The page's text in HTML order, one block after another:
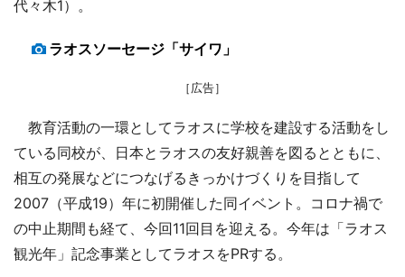
代々木1）。
ラオスソーセージ「サイワ」
［広告］
教育活動の一環としてラオスに学校を建設する活動をし
ている同校が、日本とラオスの友好親善を図るとともに、
相互の発展などにつなげるきっかけづくりを目指して
2007（平成19）年に初開催した同イベント。コロナ禍で
の中止期間も経て、今回11回目を迎える。今年は「ラオス
観光年」記念事業としてラオスをPRする。